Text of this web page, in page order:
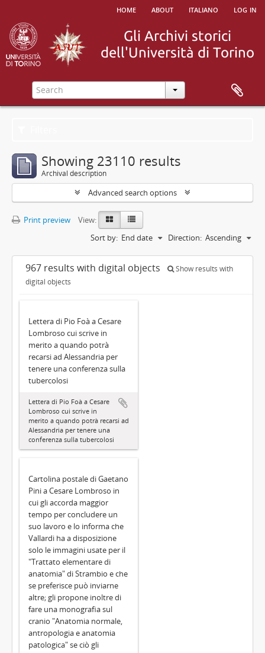
home about italiano log in
Showing 23110 results
Archival description
Advanced search options
Print preview
View:
Sort by: End date Direction: Ascending
967 results with digital objects
Show results with
digital objects
Lettera di Pio Foà a Cesare
Lombroso cui scrive in
merito a quando potrà
recarsi ad Alessandria per
tenere una conferenza sulla
tubercolosi
Lettera di Pio Foà a Cesare
Lombroso cui scrive in
merito a quando potrà recarsi ad
Alessandria per tenere una
conferenza sulla tubercolosi
Cartolina postale di Gaetano
Pini a Cesare Lombroso in
cui gli accorda maggior
tempo per concludere un
suo lavoro e lo informa che
Vallardi ha a disposizione
solo le immagini usate per il
"Trattato elementare di
anatomia" di Strambio e che
se preferisce può inviarne
altre; gli propone inoltre di
fare una monografia sul
cranio "Anatomia normale,
antropologia e anatomia
patologica" se ciò gli